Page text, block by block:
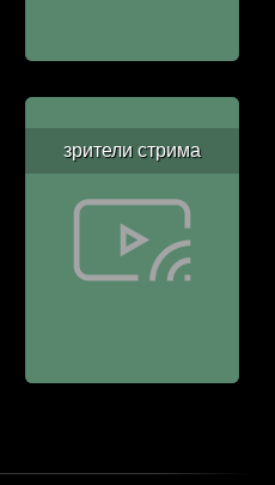
зрители стрима